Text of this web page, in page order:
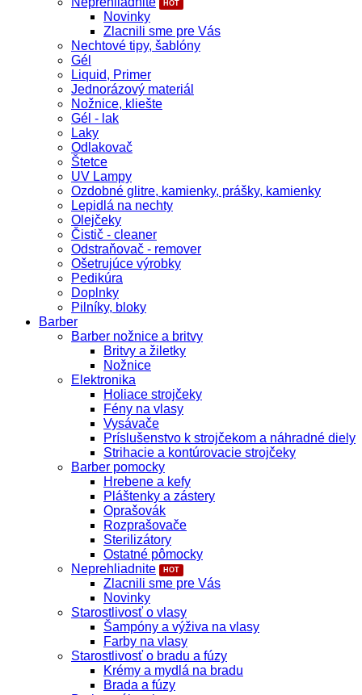
Novinky
Zlacnili sme pre Vás
Nechtové tipy, šablóny
Gél
Liquid, Primer
Jednorázový materiál
Nožnice, kliešte
Gél - lak
Laky
Odlakovač
Štetce
UV Lampy
Ozdobné glitre, kamienky, prášky, kamienky
Lepidlá na nechty
Olejčeky
Čistič - cleaner
Odstraňovač - remover
Ošetrujúce výrobky
Pedikúra
Doplnky
Pilníky, bloky
Barber
Barber nožnice a britvy
Britvy a žiletky
Nožnice
Elektronika
Holiace strojčeky
Fény na vlasy
Vysávače
Príslušenstvo k strojčekom a náhradné diely
Strihacie a kontúrovacie strojčeky
Barber pomocky
Hrebene a kefy
Pláštenky a zástery
Oprašovák
Rozprašovače
Sterilizátory
Ostatné pômocky
Neprehliadnite
Zlacnili sme pre Vás
Novinky
Starostlivosť o vlasy
Šampóny a výživa na vlasy
Farby na vlasy
Starostlivosť o bradu a fúzy
Krémy a mydlá na bradu
Brada a fúzy